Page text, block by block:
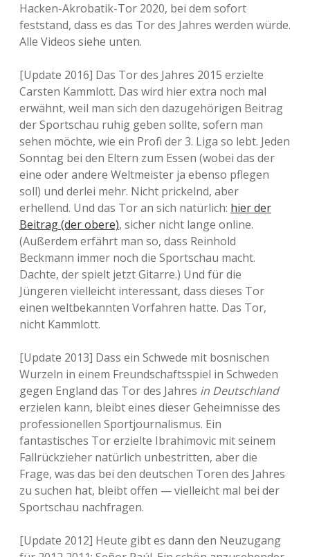
Hacken-Akrobatik-Tor 2020, bei dem sofort
feststand, dass es das Tor des Jahres werden würde.
Alle Videos siehe unten.
[Update 2016] Das Tor des Jahres 2015 erzielte
Carsten Kammlott. Das wird hier extra noch mal
erwähnt, weil man sich den dazugehörigen Beitrag
der Sportschau ruhig geben sollte, sofern man
sehen möchte, wie ein Profi der 3. Liga so lebt. Jeden
Sonntag bei den Eltern zum Essen (wobei das der
eine oder andere Weltmeister ja ebenso pflegen
soll) und derlei mehr. Nicht prickelnd, aber
erhellend. Und das Tor an sich natürlich: hier der
Beitrag (der obere), sicher nicht lange online.
(Außerdem erfährt man so, dass Reinhold
Beckmann immer noch die Sportschau macht.
Dachte, der spielt jetzt Gitarre.) Und für die
Jüngeren vielleicht interessant, dass dieses Tor
einen weltbekannten Vorfahren hatte. Das Tor,
nicht Kammlott.
[Update 2013] Dass ein Schwede mit bosnischen
Wurzeln in einem Freundschaftsspiel in Schweden
gegen England das Tor des Jahres in Deutschland
erzielen kann, bleibt eines dieser Geheimnisse des
professionellen Sportjournalismus. Ein
fantastisches Tor erzielte Ibrahimovic mit seinem
Fallrückzieher natürlich unbestritten, aber die
Frage, was das bei den deutschen Toren des Jahres
zu suchen hat, bleibt offen — vielleicht mal bei der
Sportschau nachfragen.
[Update 2012] Heute gibt es dann den Neuzugang